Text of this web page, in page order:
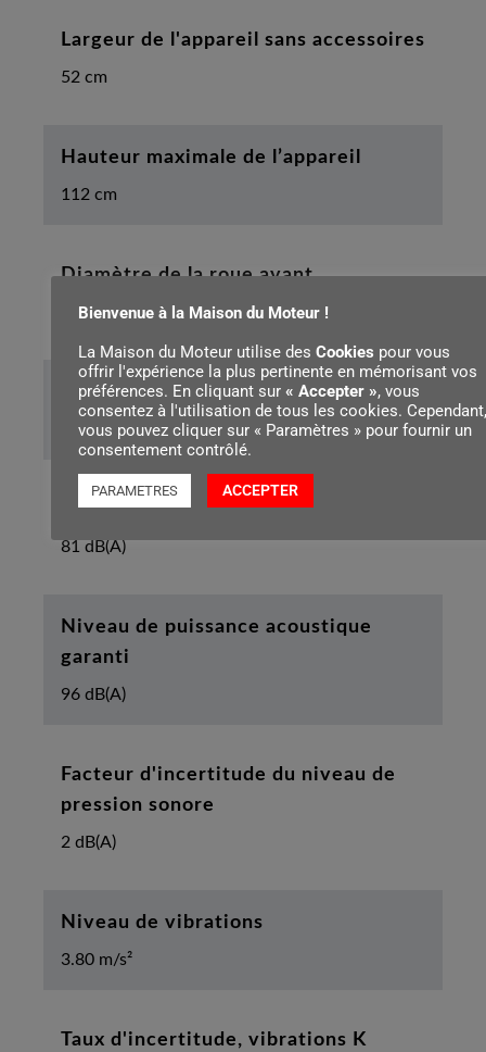
Largeur de l'appareil sans accessoires
52 cm
Hauteur maximale de l’appareil
112 cm
Diamètre de la roue avant
200 mm
Diamètre de la roue arrière
230 mm
Niveau de pression sonore mesuré
81 dB(A)
Niveau de puissance acoustique
garanti
96 dB(A)
Facteur d'incertitude du niveau de
pression sonore
2 dB(A)
Niveau de vibrations
3.80 m/s²
Taux d'incertitude, vibrations K
Bienvenue à la Maison du Moteur !
La Maison du Moteur utilise des Cookies pour vous
offrir l'expérience la plus pertinente en mémorisant vos
préférences. En cliquant sur « Accepter », vous
consentez à l'utilisation de tous les cookies. Cependant,
vous pouvez cliquer sur « Paramètres » pour fournir un
consentement contrôlé.
PARAMETRES ACCEPTER